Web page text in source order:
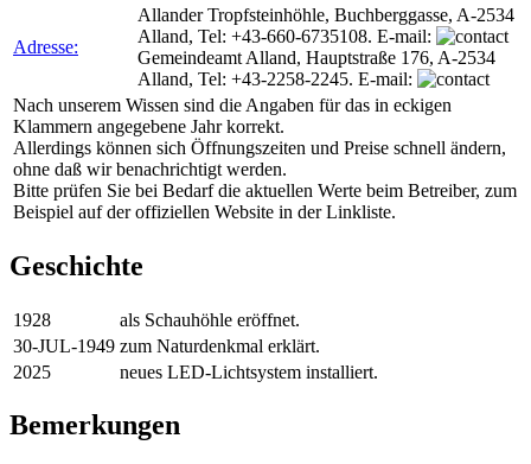
Adresse:
Allander Tropfsteinhöhle, Buchberggasse, A-2534
Alland, Tel: +43-660-6735108. E-mail:
Gemeindeamt Alland, Hauptstraße 176, A-2534
Alland, Tel: +43-2258-2245. E-mail:
Nach unserem Wissen sind die Angaben für das in eckigen
Klammern angegebene Jahr korrekt.
Allerdings können sich Öffnungszeiten und Preise schnell ändern,
ohne daß wir benachrichtigt werden.
Bitte prüfen Sie bei Bedarf die aktuellen Werte beim Betreiber, zum
Beispiel auf der offiziellen Website in der Linkliste.
Geschichte
1928
als Schauhöhle eröffnet.
30-JUL-1949 zum Naturdenkmal erklärt.
2025
neues LED-Lichtsystem installiert.
Bemerkungen